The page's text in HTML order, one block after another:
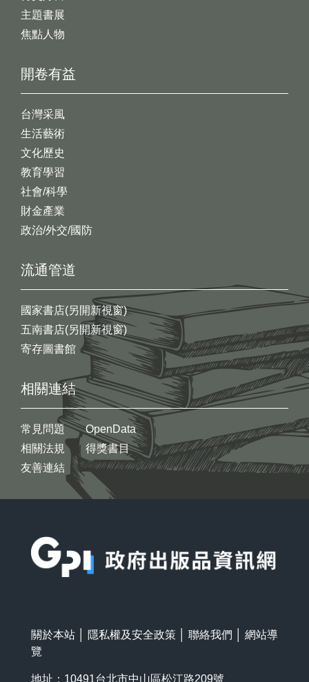
開卷有益
台灣采風
生活藝術
文化歷史
教育學習
社會/科學
財金產業
政治/外交/國防
主題書展
焦點人物
流通管道
國家書店(另開新視窗)
五南書店(另開新視窗)
寄存圖書館
相關連結
常見問題
相關法規
友善連結
OpenData
得獎書目
關於本站 隱私權及安全政策 聯絡我們
網站導
覽
地址：10491台北市中山區松江路209號